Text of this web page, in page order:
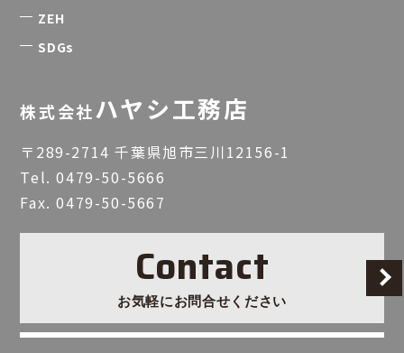
ZEH
SDGs
株式会社ハヤシ工務店
〒289-2714 千葉県旭市三川12156-1
Tel.0479-50-5666
Fax. 0479-50-5667
Contact
お気軽にお問合せください